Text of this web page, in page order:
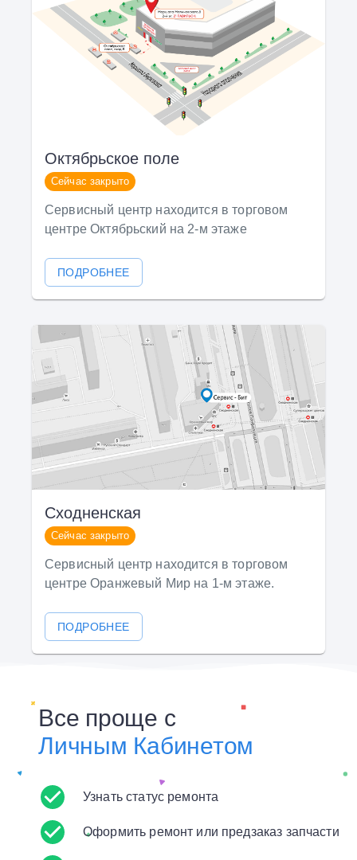
Октябрьское поле
Сейчас закрыто
Сервисный центр находится в торговом
центре Октябрьский на 2-м этаже
ПОДРОБНЕЕ
Сходненская
Сейчас закрыто
Сервисный центр находится в торговом
центре Оранжевый Мир на 1-м этаже.
ПОДРОБНЕЕ
Все проще с
Личным Кабинетом
Узнать статус ремонта
Оформить ремонт или предзаказ запчасти